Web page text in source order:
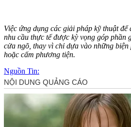
Việc ứng dụng các giải pháp kỹ thuật để
nhu cầu thực tế được kỳ vọng góp phần
cửa ngõ, thay vì chỉ dựa vào những
hoặc cấm phương tiện.
Nguồn Tin: